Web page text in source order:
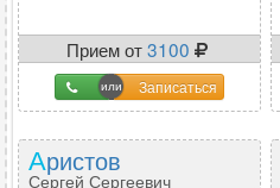
Прием от3100
Записаться
Аристов
Сергей Сергеевич